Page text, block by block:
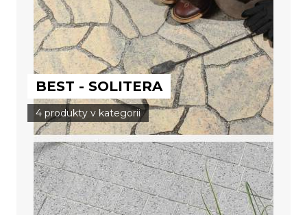
BEST - SOLITERA
4 produkty v kategorii